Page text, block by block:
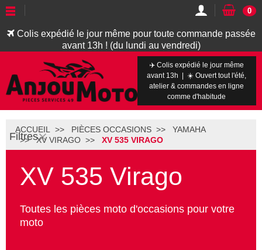
Colis expédié le jour même pour toute commande passée
avant 13h ! (du lundi au vendredi)
0
✈️ Colis expédié le jour même
avant 13h | ☀️ Ouvert tout l'été,
atelier & commandes en ligne
comme d'habitude
Filtres
ACCUEIL PIÈCES OCCASIONS
YAMAHA
XV VIRAGO
XV 535 VIRAGO
XV 535 Virago
Toutes les pièces moto d'occasions pour votre
moto